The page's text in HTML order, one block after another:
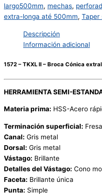
largo500mm, mechas,
extra-longa até 500mm, Taper
Descripción
Información adicional
1572 – TKXL II – Broca Cónica
HERRAMIENTA SEMI-
Materia prima: HSS-Acero
Terminación superficial:
Canal: Gris metal
Dorsal: Gris metal
Vástago: Brillante
Detalles del Vástago: Cono
Faceta: Brillante única
Punta: Simple